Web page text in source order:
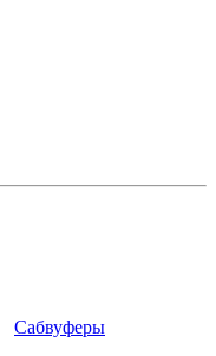
Сабвуферы